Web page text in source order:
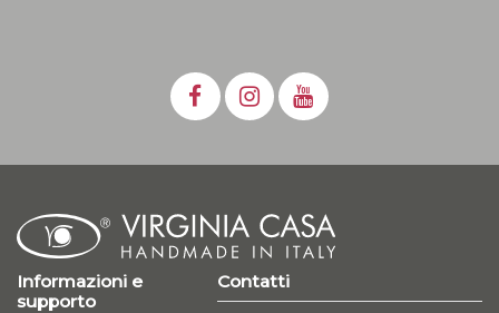
Informazioni e
supporto
Contatti